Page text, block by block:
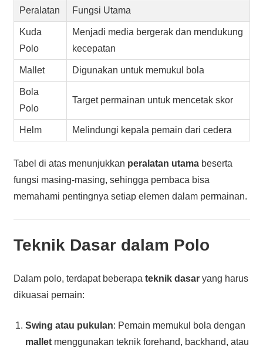
Peralatan Fungsi Utama
Kuda
Polo
Menjadi media bergerak dan mendukung
kecepatan
Mallet Digunakan untuk memukul bola
Bola
Polo
Target permainan untuk mencetak skor
Helm Melindungi kepala pemain dari cedera
Tabel di atas menunjukkan peralatan utamabeserta
fungsi masing-masing, sehingga pembaca bisa
memahami pentingnya setiap elemen dalam permainan.
Teknik Dasar dalam Polo
Dalam polo, terdapat beberapa teknik dasaryang harus
dikuasai pemain:
Swing atau pukulan: Pemain memukul bola dengan
malletmenggunakan teknik forehand, backhand, atau